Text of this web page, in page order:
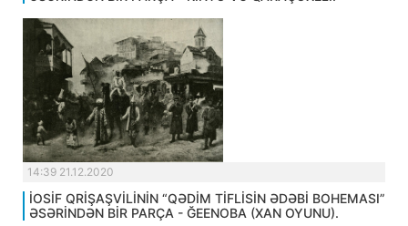
14:39 21.12.2020
İOSİF QRİŞAŞVİLİNİN “QƏDİM TİFLİSİN ƏDƏBİ BOHEMASI”
ƏSƏRİNDƏN BİR PARÇA - ĞEENOBA (XAN OYUNU).